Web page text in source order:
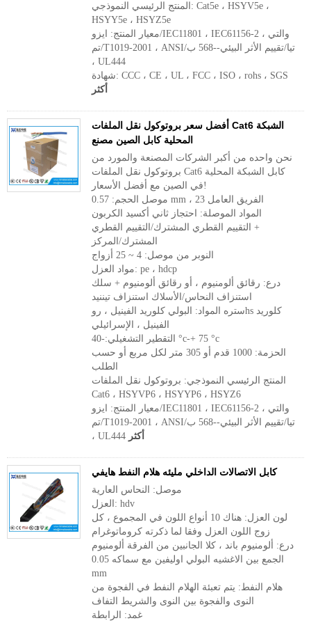
المنتج الرئيسي النموذجي: Cat5e ، HSYV5e ،
HSYY5e ، HSYZ5e
معيار المنتج: ايزو/IEC11801 ، IEC61156-2 ، والتي
تم/T1019-2001 ، ANSI/تيا/تقييم الأثر البيئي--568 ب
، UL444
شهادة: CCC ، CE ، UL ، FCC ، ISO ، rohs ، SGS
أكثر
أفضل سعر بروتوكول نقل الملفات Cat6 الشبكة
المحلية كابل الصين مصنع
نحن واحده من أكبر الشركات المصنعة والمورد من
بروتوكول نقل الملفات Cat6 كابل الشبكة المحلية
في الصين مع أفضل الأسعار!
موصل الحجم: 0.57 mm ، 23 الفريق العامل
المواد الموصلة: احتجاز ثاني أكسيد الكربون
+ التقييم القطري المشترك/التقييم القطري
المشترك/المركز
النوبر من موصل: 4 ~ 25 أزواج
مواد العزل: pe ، hdcp
درع: رقائق ألومنيوم ، أو رقائق ألومنيوم + سلك
استنزاف النحاس/الأسلاك استنزاف تيننيد
ستره المواد: البولي كلوريد الفينيل ، روhs كلوريد
الفينيل ، الإسرائيلي
التقطير التشغيلي:-40 °c-+ 75 °c
الحزمة: 1000 قدم أو 305 متر لكل مربع أو حسب
الطلب
المنتج الرئيسي النموذجي: بروتوكول نقل الملفات
Cat6 ، HSYVP6 ، HSYYP6 ، HSYZ6
معيار المنتج: ايزو/IEC11801 ، IEC61156-2 ، والتي
تم/T1019-2001 ، ANSI/تيا/تقييم الأثر البيئي--568 ب
، UL444 أكثر
كابل الاتصالات الداخلي مليئه هلام النفط هايفي
موصل: النحاس العارية
العزل: hdv
لون العزل: هناك 10 أنواع اللون في المجموع ، كل
زوج اللون العزل وفقا لما ذكرته كروماتوغرام
درع: ألومنيوم باند ، كلا الجانبين من الفرقة ألومنيوم
الجمع بين الاغشيه البولي اوليفين مع سماكه 0.05
mm
هلام النفط: يتم تعبئة الهلام النفط في الفجوة من
النوى والفجوة بين النوى والشريط التفاف
غمد: الرابطة